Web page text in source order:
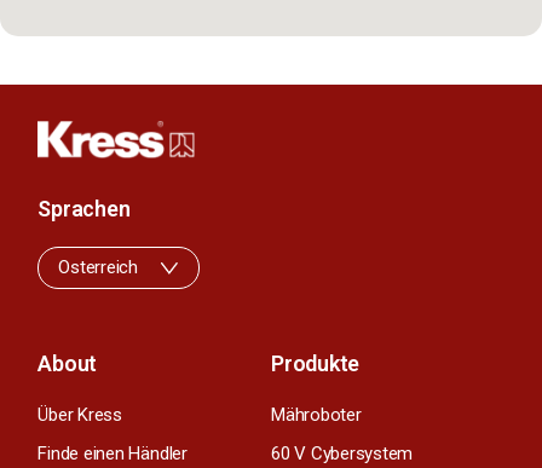
About
Über Kress
Finde einen Händler
Produkte
Mähroboter
60 V Cybersystem
Sprachen
Osterreich